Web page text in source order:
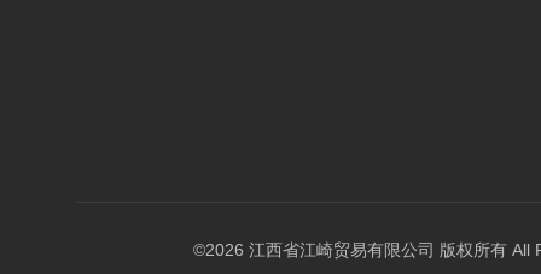
©2026 江西省江崎贸易有限公司 版权所有 All